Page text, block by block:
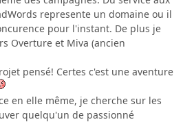
represente un domaine ou il
pour l'instant. De plus je
Overture et Miva (ancien
pensé! Certes c'est une aventure
en elle même, je cherche sur les
quelqu'un de passionné